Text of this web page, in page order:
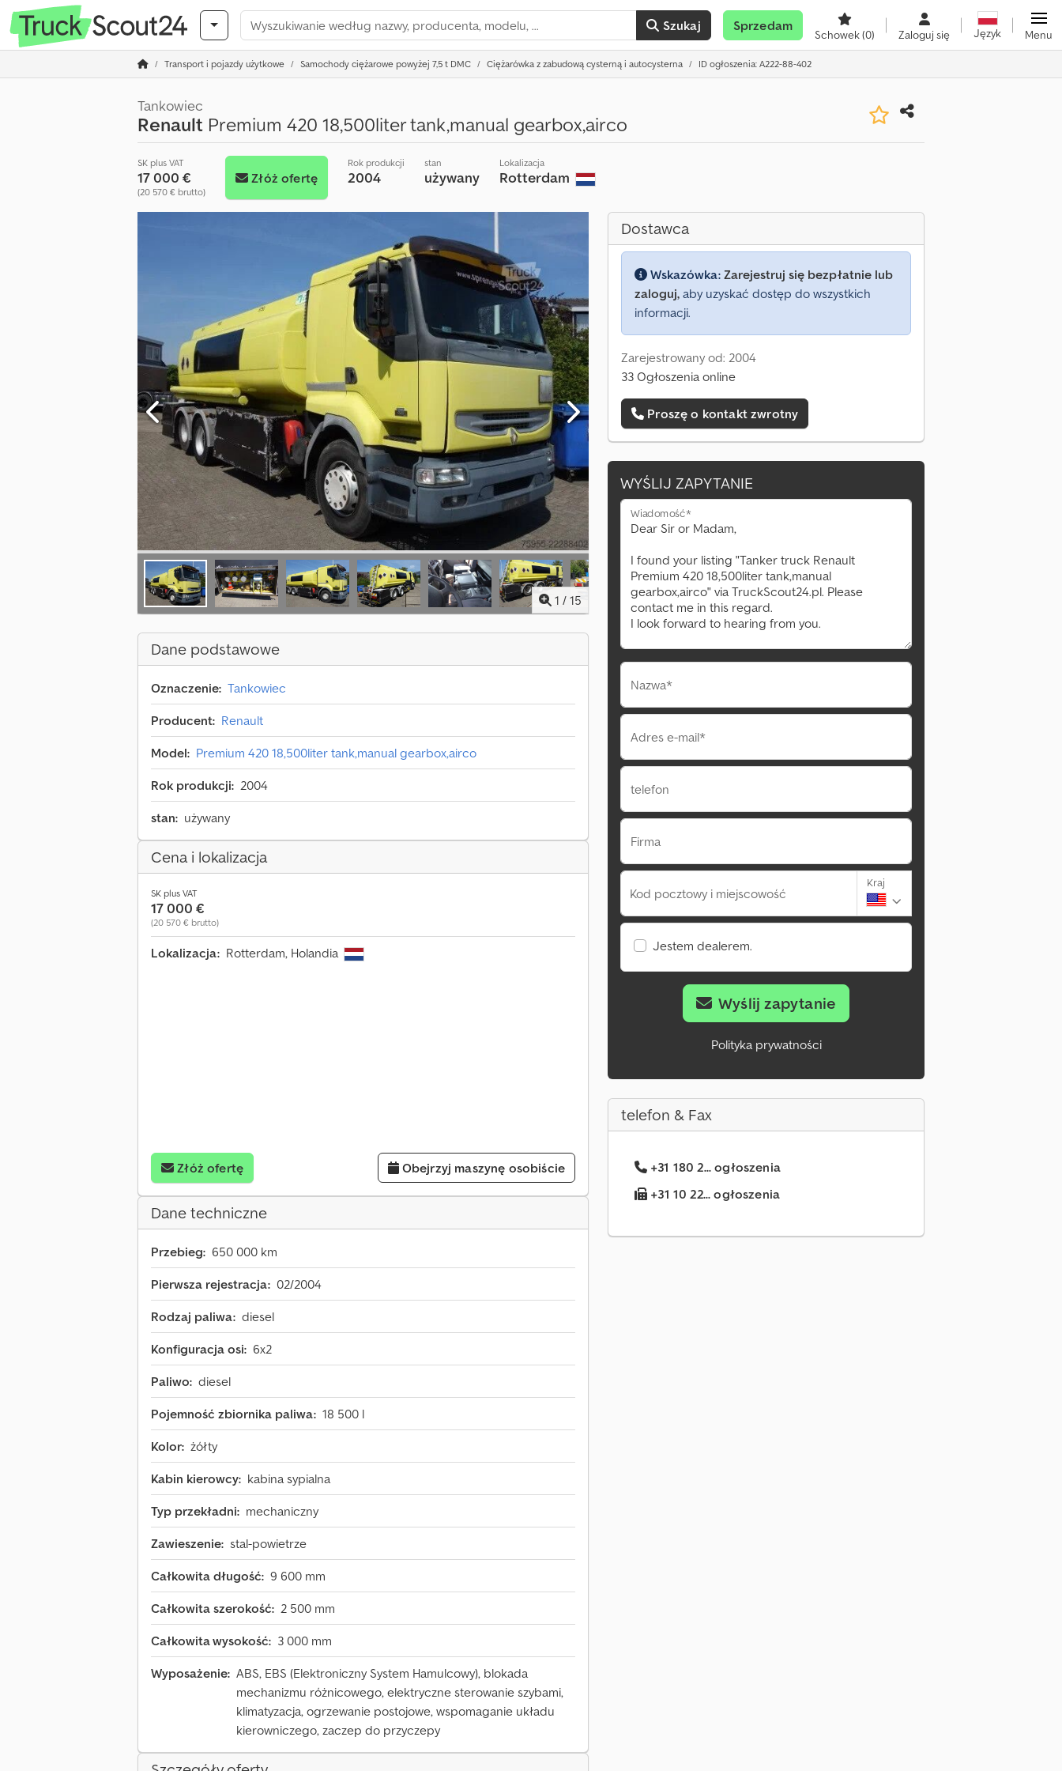
Szukaj Sprzedam
Schowek(0) Zaloguj się Język Menu
Transport i pojazdy użytkowe Samochody ciężarowe powyżej 7,5 t DMC Ciężarówka z zabudową cysterną i autocysterna ID ogłoszenia: A222-88-402
Tankowiec
Renault Premium 420 18,500liter tank,manual gearbox,airco
SK plus VAT
17 000 €
(20 570 € brutto)
Złóż ofertę
Rok produkcji
2004
stan
używany
Lokalizacja
Rotterdam
1 / 15
Dane podstawowe
Oznaczenie: Tankowiec
Producent: Renault
Model: Premium 420 18,500liter tank,manual gearbox,airco
Rok produkcji: 2004
stan: używany
Cena i lokalizacja
SK plus VAT
17 000 €
(20 570 € brutto)
Lokalizacja: Rotterdam, Holandia
Złóż ofertę Obejrzyj maszynę osobiście
Dane techniczne
Przebieg: 650 000 km
Pierwsza rejestracja: 02/2004
Rodzaj paliwa: diesel
Konfiguracja osi: 6x2
Paliwo: diesel
Pojemność zbiornika paliwa: 18 500 l
Kolor: żółty
Kabin kierowcy: kabina sypialna
Typ przekładni: mechaniczny
Zawieszenie: stal-powietrze
Całkowita długość: 9 600 mm
Całkowita szerokość: 2 500 mm
Całkowita wysokość: 3 000 mm
Wyposażenie: ABS, EBS (Elektroniczny System Hamulcowy), blokada
mechanizmu różnicowego, elektryczne sterowanie szybami,
klimatyzacja, ogrzewanie postojowe, wspomaganie układu
kierowniczego, zaczep do przyczepy
Dostawca
Wskazówka: Zarejestruj się bezpłatnie lub
zaloguj, aby uzyskać dostęp do wszystkich
informacji.
Zarejestrowany od: 2004
33 Ogłoszenia online
Proszę o kontakt zwrotny
WYŚLIJ ZAPYTANIE
Wiadomość*
Nazwa*
Adres e-mail*
telefon
Firma
Kod pocztowy i miejscowość
Kraj
Jestem dealerem.
Wyślij zapytanie
Polityka prywatności
telefon & Fax
+31 180 2... ogłoszenia
+31 10 22... ogłoszenia